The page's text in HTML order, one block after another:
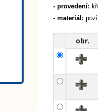
- provedení:
- materiál:
obr.